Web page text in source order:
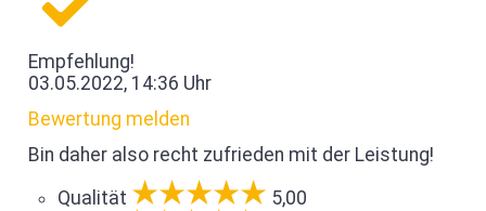
Empfehlung!
03.05.2022, 14:36 Uhr
Bewertung melden
Bin daher also recht zufrieden mit der Leistung!
Qualität
5,00